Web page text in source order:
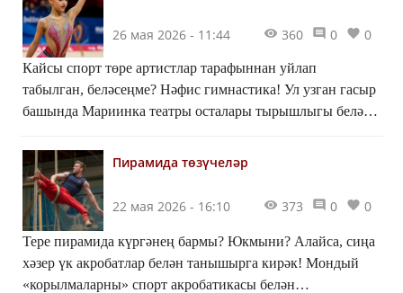
26 мая 2026 - 11:44 360 0 0
Кайсы спорт төре артистлар тарафыннан уйлап
табылган, беләсеңме? Нәфис гимнастика! Ул узган гасыр
башында Мариинка театры осталары тырышлыгы белән
уеннарындагы спорт төрләре исемлегенә кертелә.
Пирамида төзүчеләр
22 мая 2026 - 16:10 373 0 0
Тере пирамида күргәнең бармы? Юкмыни? Алайса, сиңа
хәзер үк акробатлар белән танышырга кирәк! Мондый
«корылмаларны» спорт акробатикасы белән